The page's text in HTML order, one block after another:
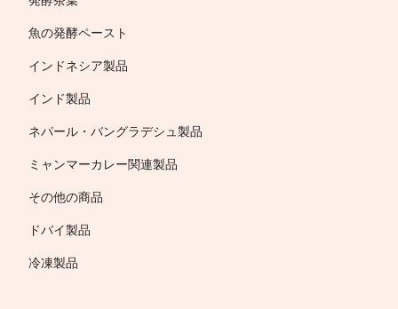
魚の発酵ペースト
インドネシア製品
インド製品
ネパール・バングラデシュ製品
ミャンマーカレー関連製品
その他の商品
ドバイ製品
冷凍製品